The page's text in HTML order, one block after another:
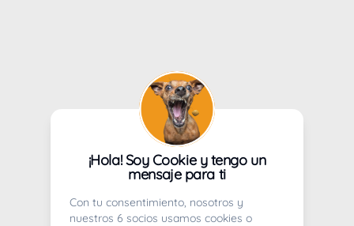
¡Hola! Soy Cookie y tengo un
mensaje para ti
Con tu consentimiento, nosotros y
nuestros 6 socios usamos cookies o